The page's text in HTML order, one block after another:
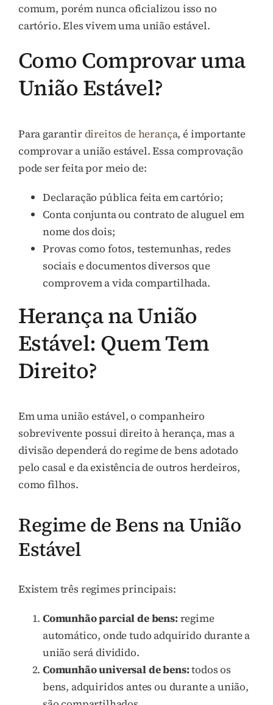
comum, porém nunca oficializou isso no
cartório. Eles vivem uma união estável.
Como Comprovar uma
União Estável?
Para garantirdireitos de herança, é importante
comprovar a união estável. Essa comprovação
pode ser feita por meio de:
Declaração pública feita em cartório;
Conta conjunta ou contrato de aluguel em
nome dos dois;
Provas como fotos, testemunhas, redes
sociais e documentos diversos que
comprovem a vida compartilhada.
Herança na União
Estável: Quem Tem
Direito?
Em uma união estável, o companheiro
sobrevivente possui direito à herança, mas a
divisão dependerá do regime de bens adotado
pelo casal e da existência de outros herdeiros,
como filhos.
Regime de Bens na União
Estável
Existem três regimes principais:
Comunhão parcial de bens:regime
automático, onde tudo adquirido durante a
união será dividido.
Comunhão universal de bens:todos os
bens, adquiridos antes ou durante a união,